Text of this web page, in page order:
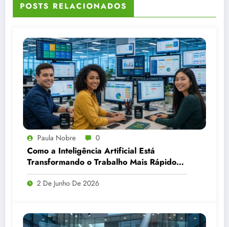
POSTS RELACIONADOS
Paula Nobre 0
Como a Inteligência Artificial Está
Transformando o Trabalho Mais Rápido
do Que Imaginávamos
2 De Junho De 2026